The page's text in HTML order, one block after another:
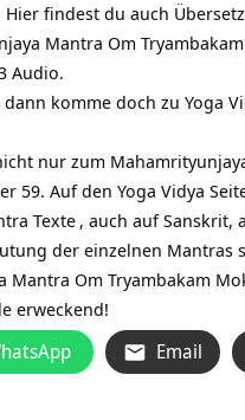
Hier findest du auch
Mantra Om
Audio.
komme doch zu Yoga
nur zum
59. Auf den Yoga Vidya
Texte, auch auf Sanskrit,
der einzelnen Mantras
Mantra Om Tryambakam
erweckend!
Email